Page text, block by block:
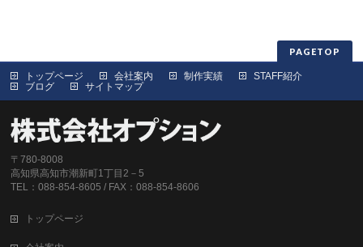
PAGETOP
トップページ 会社案内 制作実績
STAFF紹介
ブログ
サイトマップ
〒780-8008
高知県高知市潮新町1丁目2－5
TEL：088-854-8605 / FAX：088-854-8606
トップページ